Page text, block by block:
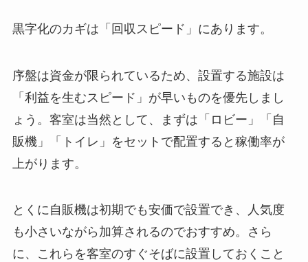
黒字化のカギは「回収スピード」にあります。
序盤は資金が限られているため、設置する施設は
「利益を生むスピード」が早いものを優先しまし
ょう。客室は当然として、まずは「ロビー」「自
販機」「トイレ」をセットで配置すると稼働率が
上がります。
とくに自販機は初期でも安価で設置でき、人気度
も小さいながら加算されるのでおすすめ。さら
に、これらを客室のすぐそばに設置しておくこと